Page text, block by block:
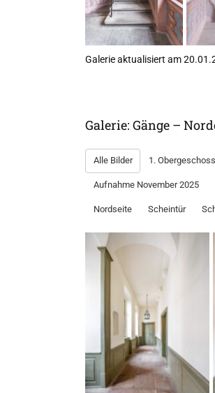
Galerie aktualisiert am
Galerie: Gänge –
Alle Bilder 1. Obergeschoss
Aufnahme November 2025
Nordseite Scheintür